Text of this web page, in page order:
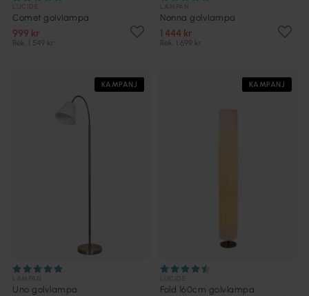
Comet golvlampa
999 kr
Rek. 1 549 kr
Nonna golvlampa
1 444 kr
Rek. 1 699 kr
KAMPANJ
Uno golvlampa
KAMPANJ
Fold 160cm golvlampa